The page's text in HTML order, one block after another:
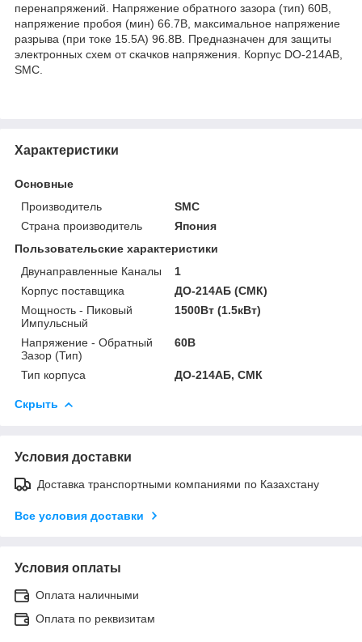
перенапряжений. Напряжение обратного зазора (тип) 60В,
напряжение пробоя (мин) 66.7В, максимальное напряжение
разрыва (при токе 15.5А) 96.8В. Предназначен для защиты
электронных схем от скачков напряжения. Корпус DO-214AB,
SMC.
Характеристики
Основные
Производитель
SMC
Страна производитель
Япония
Пользовательские характеристики
Двунаправленные Каналы
1
Корпус поставщика
ДО-214АБ (СМК)
Мощность - Пиковый
Импульсный
1500Вт (1.5кВт)
Напряжение - Обратный
Зазор (Тип)
60В
Тип корпуса ДО-214АБ, СМК
Скрыть
Условия доставки
Доставка транспортными компаниями по Казахстану
Все условия доставки
Условия оплаты
Оплата наличными
Оплата по реквизитам